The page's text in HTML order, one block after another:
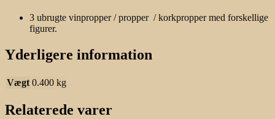
3 ubrugte vinpropper / propper / korkpropper med forskellige
figurer.
Yderligere information
Vægt 0.400 kg
Relaterede varer